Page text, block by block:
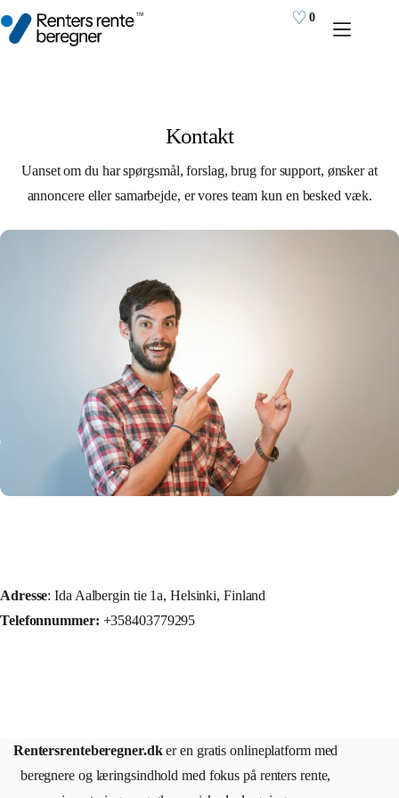
til
indhold
♡ 0
Kontakt
Uanset om du har spørgsmål, forslag, brug for support, ønsker at
annoncere eller samarbejde, er vores team kun en besked væk.
Adresse: Ida Aalbergin tie 1a, Helsinki, Finland
Telefonnummer: +358403779295
Rentersrenteberegner.dker en gratis onlineplatform med
beregnere og læringsindhold med fokus på renters rente,